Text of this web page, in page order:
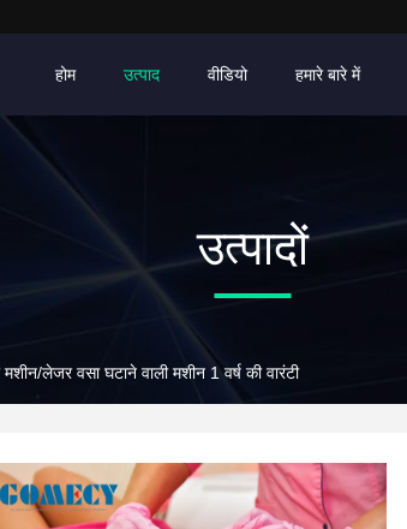
होम उत्पाद वीडियो हमारे बारे में
उत्पादों
लेजर वसा घटाने वाली मशीन 1 वर्ष की वारंटी